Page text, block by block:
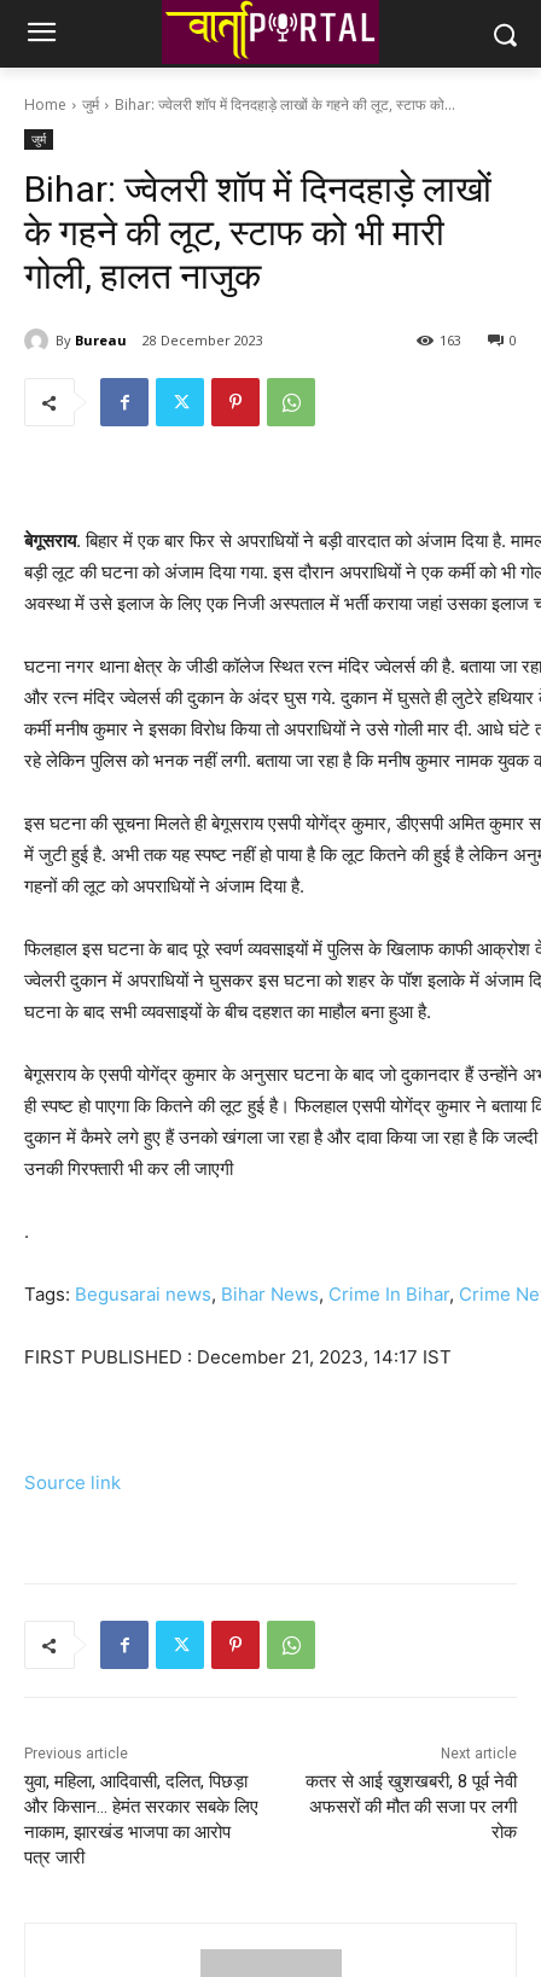
Home जुर्म Bihar: ज्वेलरी शॉप में दिनदहाड़े लाखों के गहने की लूट, स्टाफ को...
जुर्म
Bihar: ज्वेलरी शॉप में दिनदहाड़े लाखों
के गहने की लूट, स्टाफ को भी मारी
गोली, हालत नाजुक
By Bureau 28 December 2023 0
163
बेगूसराय. बिहार में एक बार फिर से अपराधियों ने बड़ी वारदात को अंजाम दिया है.
बड़ी लूट की घटना को अंजाम दिया गया. इस दौरान अपराधियों ने एक कर्मी को भी
अवस्था में उसे इलाज के लिए एक निजी अस्पताल में भर्ती कराया जहां उसका इलाज
घटना नगर थाना क्षेत्र के जीडी कॉलेज स्थित रत्न मंदिर ज्वेलर्स की है. बताया जा
और रत्न मंदिर ज्वेलर्स की दुकान के अंदर घुस गये. दुकान में घुसते ही लुटेरे
कर्मी मनीष कुमार ने इसका विरोध किया तो अपराधियों ने उसे गोली मार दी.
रहे लेकिन पुलिस को भनक नहीं लगी. बताया जा रहा है कि मनीष कुमार नामक युवक
इस घटना की सूचना मिलते ही बेगूसराय एसपी योगेंद्र कुमार, डीएसपी अमित
में जुटी हुई है. अभी तक यह स्पष्ट नहीं हो पाया है कि लूट कितने की हुई है लेकिन
गहनों की लूट को अपराधियों ने अंजाम दिया है.
फिलहाल इस घटना के बाद पूरे स्वर्ण व्यवसाइयों में पुलिस के खिलाफ काफी आक्रोश
ज्वेलरी दुकान में अपराधियों ने घुसकर इस घटना को शहर के पॉश इलाके में अंजाम
घटना के बाद सभी व्यवसाइयों के बीच दहशत का माहौल बना हुआ है.
बेगूसराय के एसपी योगेंद्र कुमार के अनुसार घटना के बाद जो दुकानदार हैं
ही स्पष्ट हो पाएगा कि कितने की लूट हुई है। फिलहाल एसपी योगेंद्र कुमार ने
दुकान में कैमरे लगे हुए हैं उनको खंगला जा रहा है और दावा किया जा रहा है कि
उनकी गिरफ्तारी भी कर ली जाएगी
.
Tags: Begusarai news, Bihar News, Crime In Bihar, Crime
FIRST PUBLISHED : December 21, 2023, 14:17 IST
Source link
Previous article
युवा, महिला, आदिवासी, दलित, पिछड़ा
और किसान… हेमंत सरकार सबके लिए
नाकाम, झारखंड भाजपा का आरोप
पत्र जारी
Next article
कतर से आई खुशखबरी, 8 पूर्व नेवी
अफसरों की मौत की सजा पर लगी
रोक